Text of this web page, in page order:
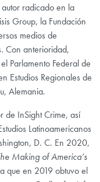
radicado en la
Group, la Fundación
medios de
Con anterioridad,
Parlamento Federal de
Estudios Regionales de
Alemania.
de InSight Crime, así
Latinoamericanos
D. C. En 2020,
Making of America’s
que en 2019 obtuvo el